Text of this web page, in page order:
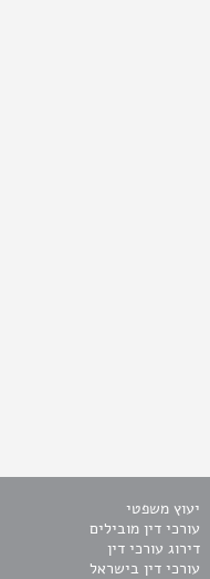
יעוץ משפטי
עורכי דין מובילים
דירוג עורכי דין
עורכי דין בישראל